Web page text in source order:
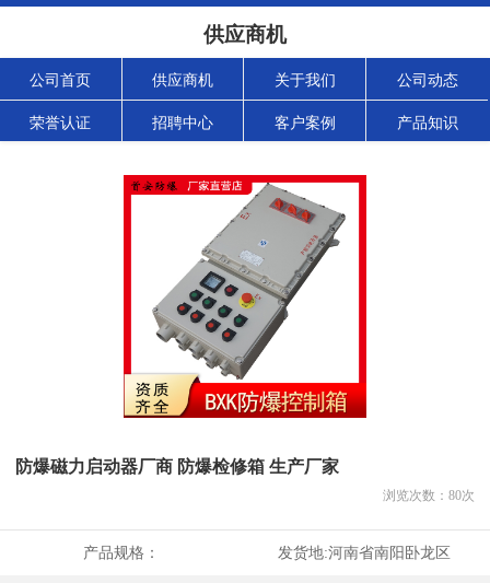
供应商机
公司首页 供应商机 关于我们 公司动态
荣誉认证 招聘中心 客户案例 产品知识
防爆磁力启动器厂商 防爆检修箱 生产厂家
浏览次数： 80次
产品规格： 发货地:河南省南阳卧龙区